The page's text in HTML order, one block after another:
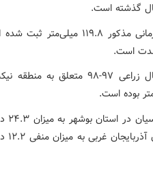
میانگین بلندمدت بارندگی کشور در بازه زمانی
بیشترین میزان بارش در هفته بیستم سال زراعی
و